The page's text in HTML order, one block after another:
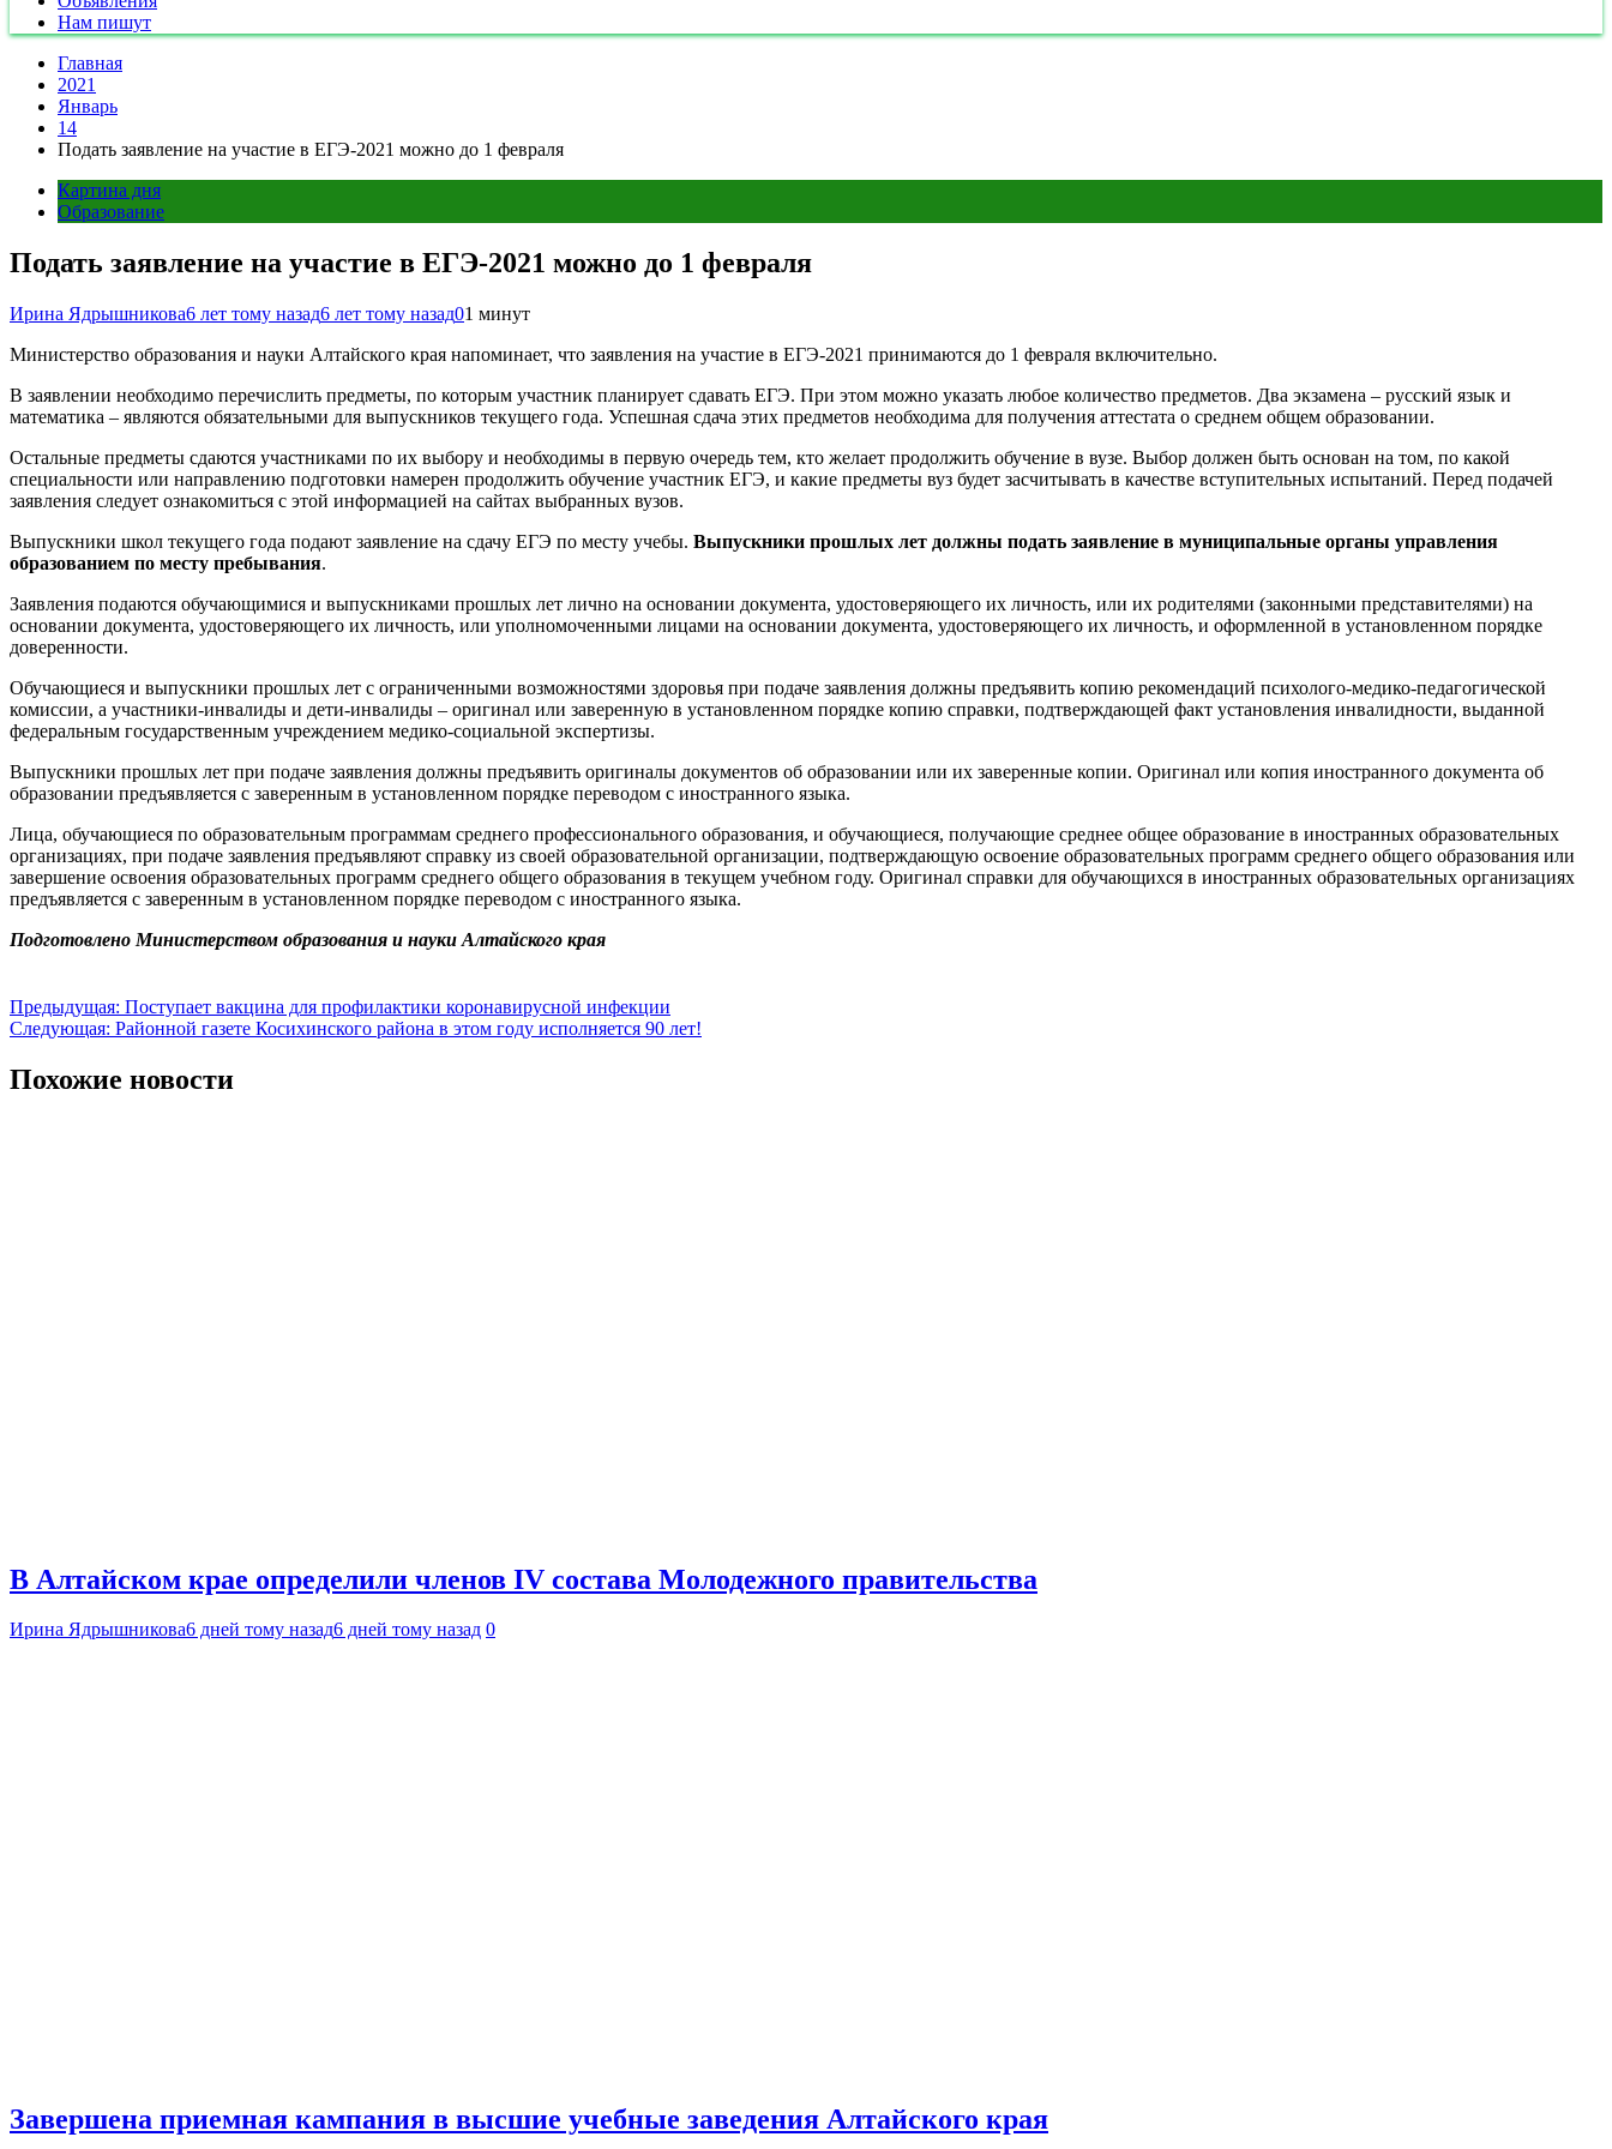
Нам пишут
Главная
2021
Январь
14
Подать заявление на участие в ЕГЭ-2021 можно до 1 февраля
Картина дня
Образование
Подать заявление на участие в ЕГЭ-2021 можно до 1 февраля
Ирина Ядрышникова6 лет тому назад6 лет тому назад01 минут
Министерство образования и науки Алтайского края напоминает, что заявления на участие в ЕГЭ-2021 принимаются до 1 февраля включительно.
В заявлении необходимо перечислить предметы, по которым участник планирует сдавать ЕГЭ. При этом можно указать любое количество предметов. Два экзамена – русский язык и
математика – являются обязательными для выпускников текущего года. Успешная сдача этих предметов необходима для получения аттестата о среднем общем образовании.
Остальные предметы сдаются участниками по их выбору и необходимы в первую очередь тем, кто желает продолжить обучение в вузе. Выбор должен быть основан на том, по какой
специальности или направлению подготовки намерен продолжить обучение участник ЕГЭ, и какие предметы вуз будет засчитывать в качестве вступительных испытаний. Перед подачей
заявления следует ознакомиться с этой информацией на сайтах выбранных вузов.
Выпускники школ текущего года подают заявление на сдачу ЕГЭ по месту учебы. Выпускники прошлых лет должны подать заявление в муниципальные органы управления
образованием по месту пребывания.
Заявления подаются обучающимися и выпускниками прошлых лет лично на основании документа, удостоверяющего их личность, или их родителями (законными представителями) на
основании документа, удостоверяющего их личность, или уполномоченными лицами на основании документа, удостоверяющего их личность, и оформленной в установленном порядке
доверенности.
Обучающиеся и выпускники прошлых лет с ограниченными возможностями здоровья при подаче заявления должны предъявить копию рекомендаций психолого-медико-педагогической
комиссии, а участники-инвалиды и дети-инвалиды – оригинал или заверенную в установленном порядке копию справки, подтверждающей факт установления инвалидности, выданной
федеральным государственным учреждением медико-социальной экспертизы.
Выпускники прошлых лет при подаче заявления должны предъявить оригиналы документов об образовании или их заверенные копии. Оригинал или копия иностранного документа об
образовании предъявляется с заверенным в установленном порядке переводом с иностранного языка.
Лица, обучающиеся по образовательным программам среднего профессионального образования, и обучающиеся, получающие среднее общее образование в иностранных образовательных
организациях, при подаче заявления предъявляют справку из своей образовательной организации, подтверждающую освоение образовательных программ среднего общего образования или
завершение освоения образовательных программ среднего общего образования в текущем учебном году. Оригинал справки для обучающихся в иностранных образовательных организациях
предъявляется с заверенным в установленном порядке переводом с иностранного языка.
Подготовлено Министерством образования и науки Алтайского края
Навигация
по
записям
Предыдущая: Поступает вакцина для профилактики коронавирусной инфекции
Следующая: Районной газете Косихинского района в этом году исполняется 90 лет!
Похожие новости
В Алтайском крае определили членов IV состава Молодежного правительства
Ирина Ядрышникова6 дней тому назад6 дней тому назад 0
Завершена приемная кампания в высшие учебные заведения Алтайского края